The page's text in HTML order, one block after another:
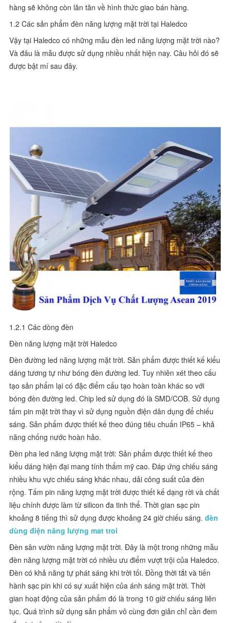
hàng sẽ không còn lăn tăn về hình thức giao bán hàng.
1.2 Các sản phẩm đèn năng lượng mặt trời tại Haledco
Vậy tại Haledco có những mẫu đèn led năng lượng mặt trời nào?
Và đâu là mẫu được sử dụng nhiều nhất hiện nay. Câu hỏi đó sẽ
được bật mí sau đây.
1.2.1 Các dòng đèn
Đèn năng lượng mặt trời Haledco
Đèn đường led năng lượng mặt trời. Sản phẩm được thiết kế kiểu
dáng tương tự như bóng đèn đường led. Tuy nhiên xét theo cấu
tạo sản phẩm lại có đặc điểm cấu tạo hoàn toàn khác so với
bóng đèn đường led. Chip led sử dụng đó là SMD/COB. Sử dụng
tấm pin mặt trời thay vì sử dụng nguồn điện dân dụng để chiếu
sáng. Sản phẩm được thiết kế theo đúng tiêu chuẩn IP65 – khả
năng chống nước hoàn hảo.
Đèn pha led năng lượng mặt trời: Sản phẩm được thiết kế theo
kiểu dáng hiện đại mang tính thẩm mỹ cao. Đáp ứng chiếu sáng
nhiều khu vực chiếu sáng khác nhau, dải công suất của đèn
rộng. Tấm pin năng lượng mặt trời được thiết kế dạng rời và chất
liệu chính được làm từ silicon đa tinh thể. Thời gian sạc pin
khoảng 8 tiếng thì sử dụng được khoảng 24 giờ chiếu sáng.đèn
dùng điện năng lượng mat troi
Đèn sân vườn năng lượng mặt trời. Đây là một trong những mẫu
đèn năng lượng mặt trời có nhiều ưu điểm vượt trội của Haledco.
Đèn có khả năng tự phát sáng khi trời tối. Đồng thời tắt và tiến
hành sạc pin khi có sự xuất hiện của ánh sáng mặt trời. Thời
gian hoạt động của sản phẩm đó là trong 10 giờ chiếu sáng liên
tục. Quá trình sử dụng sản phẩm vô cùng đơn giản chỉ cần đem